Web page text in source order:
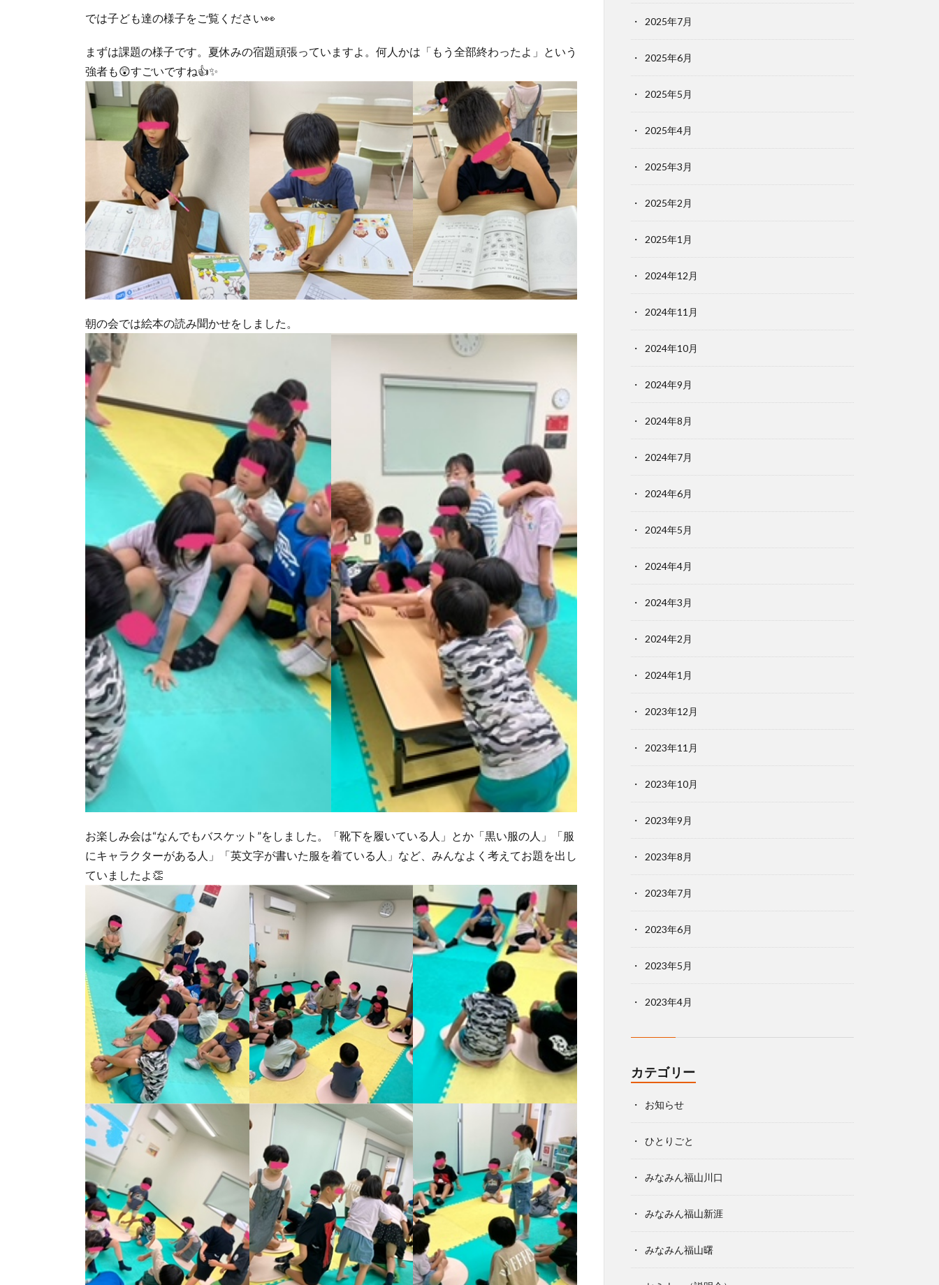
では子ども達の様子をご覧ください👀
まずは課題の様子です。夏休みの宿題頑張っていますよ。何人かは「もう全部終わったよ」という
強者も😲すごいですね👍✨
朝の会では絵本の読み聞かせをしました。
お楽しみ会は“なんでもバスケット”をしました。「靴下を履いている人」とか「黒い服の人」「服
にキャラクターがある人」「英文字が書いた服を着ている人」など、みんなよく考えてお題を出し
ていましたよ👏
2025年7月
2025年6月
2025年5月
2025年4月
2025年3月
2025年2月
2025年1月
2024年12月
2024年11月
2024年10月
2024年9月
2024年8月
2024年7月
2024年6月
2024年5月
2024年4月
2024年3月
2024年2月
2024年1月
2023年12月
2023年11月
2023年10月
2023年9月
2023年8月
2023年7月
2023年6月
2023年5月
2023年4月
カテゴリー
お知らせ
ひとりごと
みなみん福山川口
みなみん福山新涯
みなみん福山曙